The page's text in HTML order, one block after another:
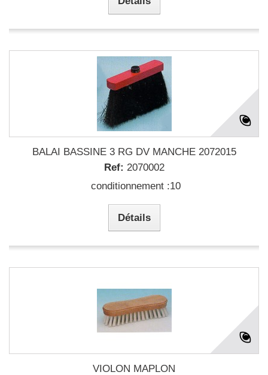
BALAI BASSINE 3 RG DV MANCHE 2072015
Ref: 2070002
conditionnement :10
Détails
VIOLON MAPLON